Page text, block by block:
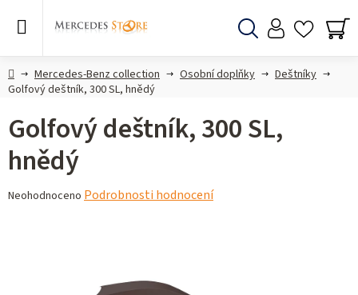
DomůMercedes-Benz collection Osobní doplňky
Deštníky
Golfový deštník, 300 SL, hnědý
Golfový deštník, 300 SL,
hnědý
Průměrné
Neohodnoceno Podrobnosti hodnocení